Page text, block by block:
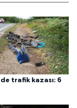
trafik kazası: 6